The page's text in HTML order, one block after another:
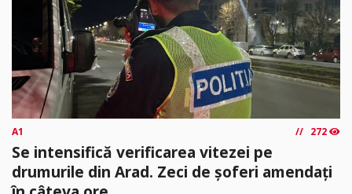
A1 272
Se intensifică verificarea vitezei pe
drumurile din Arad. Zeci de șoferi amendați